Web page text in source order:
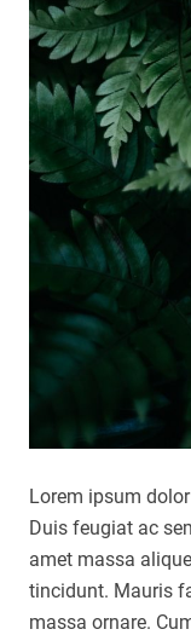
Lorem ipsum
Duis feugiat ac
amet massa
tincidunt. Mauris
massa ornare.